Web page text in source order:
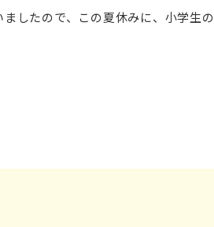
したので、この夏休みに、小学生の